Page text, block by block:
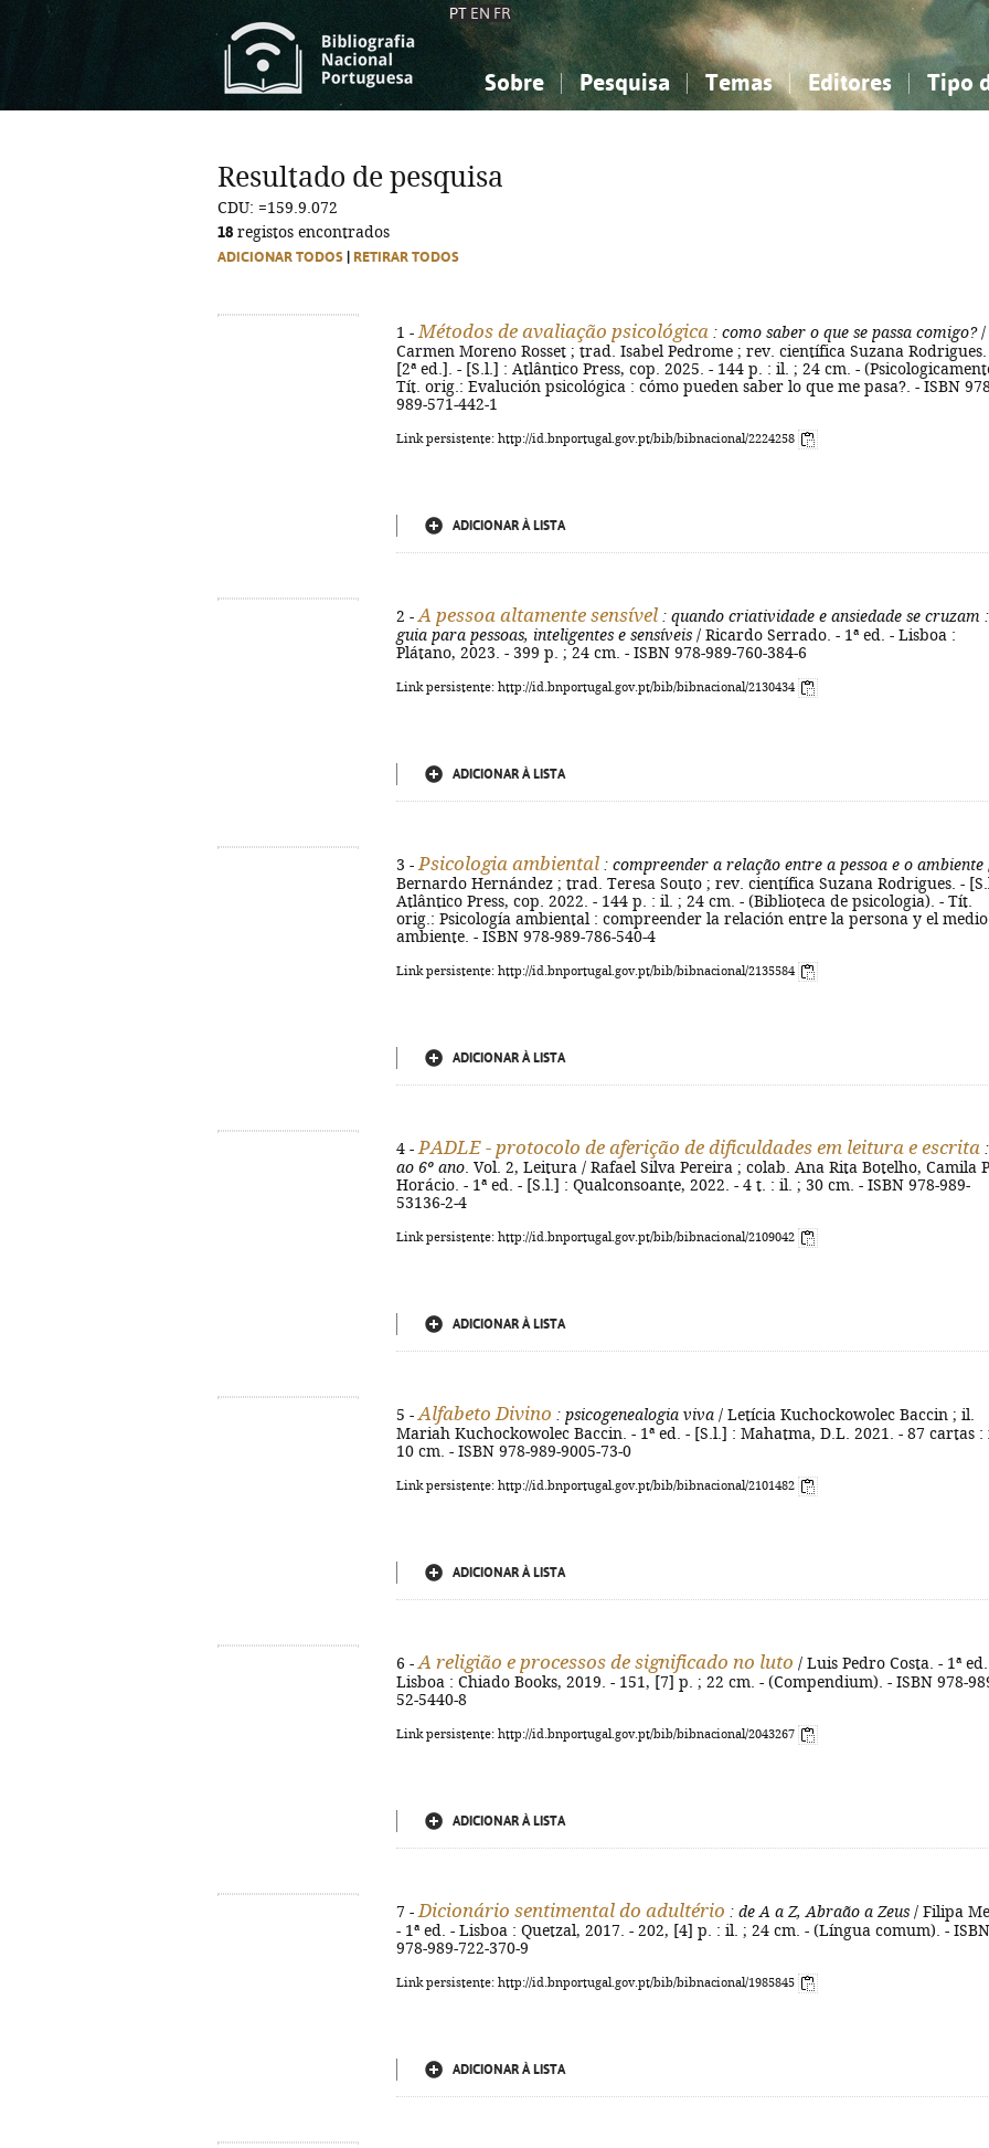
PT EN FR
Sobre Pesquisa Temas
Ciências sociais...
Editores Tipo
Ciências sociais...
Resultado de pesquisa
CDU: =159.9.072
18 registos encontrados
ADICIONAR TODOS RETIRAR TODOS
1 - Métodos de avaliação psicológica : como saber o que se passa comigo?/
Carmen Moreno Rosset ; trad. Isabel Pedrome ; rev. científica Suzana Rodrigues.
[2ª ed.]. - [S.l.] : Atlântico Press, cop. 2025. - 144 p. : il. ; 24 cm. -
Tít. orig.: Evalución psicológica : cómo pueden saber lo que me pasa?. - ISBN
989-571-442-1
Link persistente: http://id.bnportugal.gov.pt/bib/bibnacional/2224258
ADICIONAR À LISTA
2 - A pessoa altamente sensível : quando criatividade e ansiedade se cruzam :
guia para pessoas, inteligentes e sensíveis / Ricardo Serrado. - 1ª ed. - Lisboa :
Plátano, 2023. - 399 p. ; 24 cm. - ISBN 978-989-760-384-6
Link persistente: http://id.bnportugal.gov.pt/bib/bibnacional/2130434
ADICIONAR À LISTA
3 - Psicologia ambiental : compreender a relação entre a pessoa e o ambiente
Bernardo Hernández ; trad. Teresa Souto ; rev. científica Suzana Rodrigues. -
Atlântico Press, cop. 2022. - 144 p. : il. ; 24 cm. - (Biblioteca de psicologia). - Tít.
orig.: Psicología ambiental : compreender la relación entre la persona y el medio
ambiente. - ISBN 978-989-786-540-4
Link persistente: http://id.bnportugal.gov.pt/bib/bibnacional/2135584
ADICIONAR À LISTA
4 - PADLE - protocolo de aferição de dificuldades em leitura e escrita
ao 6º ano . Vol. 2, Leitura / Rafael Silva Pereira ; colab. Ana Rita Botelho, Camila
Horácio. - 1ª ed. - [S.l.] : Qualconsoante, 2022. - 4 t. : il. ; 30 cm. - ISBN 978-989-
53136-2-4
Link persistente: http://id.bnportugal.gov.pt/bib/bibnacional/2109042
ADICIONAR À LISTA
5 - Alfabeto Divino : psicogenealogia viva / Letícia Kuchockowolec Baccin ; il.
Mariah Kuchockowolec Baccin. - 1ª ed. - [S.l.] : Mahatma, D.L. 2021. - 87 cartas :
10 cm. - ISBN 978-989-9005-73-0
Link persistente: http://id.bnportugal.gov.pt/bib/bibnacional/2101482
ADICIONAR À LISTA
6 - A religião e processos de significado no luto / Luis Pedro Costa. - 1ª
Lisboa : Chiado Books, 2019. - 151, [7] p. ; 22 cm. - (Compendium). - ISBN 978-
52-5440-8
Link persistente: http://id.bnportugal.gov.pt/bib/bibnacional/2043267
ADICIONAR À LISTA
7 - Dicionário sentimental do adultério : de A a Z, Abraão a Zeus / Filipa
- 1ª ed. - Lisboa : Quetzal, 2017. - 202, [4] p. : il. ; 24 cm. - (Língua comum). - ISBN
978-989-722-370-9
Link persistente: http://id.bnportugal.gov.pt/bib/bibnacional/1985845
ADICIONAR À LISTA